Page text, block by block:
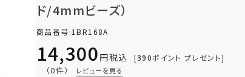
ド/4mmビーズ）
商品番号 1BR168A
14,300 税込 390ポイント プレゼント
（0件） レビューを見る